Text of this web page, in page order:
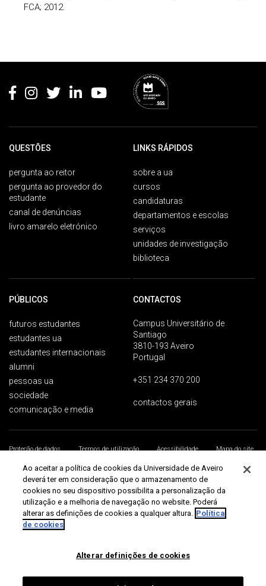
FCA; 2012.
QUESTÕES
pergunta ao reitor
pergunta ao provedor do
estudante
canal de denúncias
livro amarelo eletrónico
LINKS RÁPIDOS
sobre a ua
cursos
candidaturas
departamentos e escolas
serviços
unidades de investigação
biblioteca
PÚBLICOS
futuros estudantes
estudantes ua
estudantes internacionais
alumni
pessoas ua
sociedade
comunicação e media
CONTACTOS
Campus Universitário de
Santiago
3810-193 Aveiro
Portugal
+351 234 370 200
contactos gerais
Proteção de dados Termos de utilização Acessibilidade
Mapa do site
Universidade de Aveiro 2026
Ao aceitar a política de cookies da Universidade de Aveiro
deverá ter em consideração que o armazenamento de
cookies no seu dispositivo possibilita a personalização da
utilização e a melhoria de navegação no website. Poderá
alterar as definições de cookies a qualquer altura. Política
de cookies
Alterar definições de cookies